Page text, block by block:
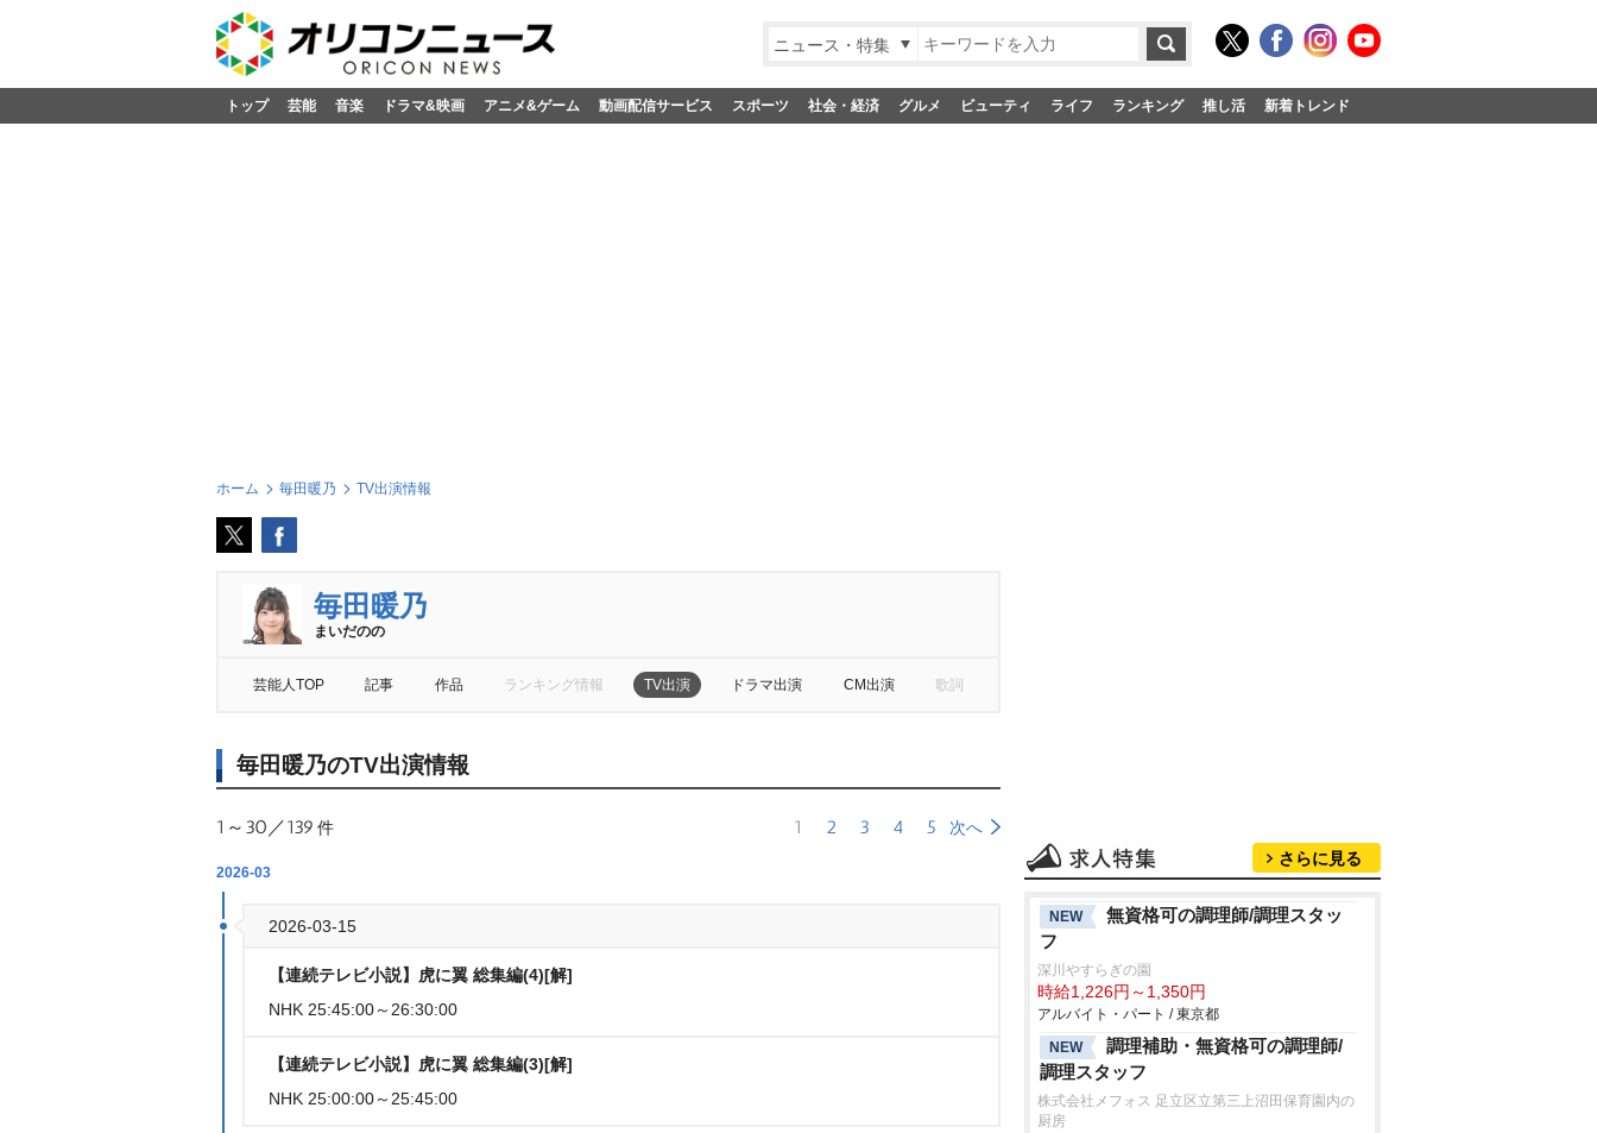
ニュース・特集
トップ 芸能 音楽 ドラマ&映画 アニメ&ゲーム 動画配信サービス スポーツ 社会・経済 グルメ ビューティ ライフ ランキング 推し活 新着トレンド
ホーム 毎田暖乃 TV出演情報
毎田暖乃
まいだのの
芸能人TOP 記事 作品 ランキング情報 TV出演 ドラマ出演 CM出演 歌詞
毎田暖乃のTV出演情報
1～30／139 件 1 2 3 4 5 次へ
2026-03
2026-03-15
【連続テレビ小説】虎に翼 総集編(4)[解]
NHK 25:45:00～26:30:00
【連続テレビ小説】虎に翼 総集編(3)[解]
NHK 25:00:00～25:45:00
さらに見る
NEW
無資格可の調理師/調理スタッ
フ
深川やすらぎの園
時給1,226円～1,350円
アルバイト・パート / 東京都
NEW
調理補助・無資格可の調理師/
調理スタッフ
株式会社メフォス 足立区立第三上沼田保育園内の
厨房